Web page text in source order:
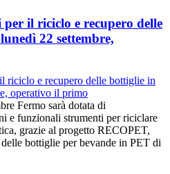
il riciclo e recupero delle
22 settembre,
Fermo sarà dotata di
e funzionali strumenti per riciclare
grazie al progetto RECOPET,
bottiglie per bevande in PET di